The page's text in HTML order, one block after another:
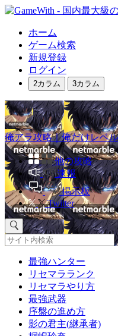
ホーム
ゲーム検索
新規登録
ログイン
2カラム 3カラム
俺アラ攻略｜俺だけレベ
他の攻略
速報
掲示板
Twitter
最強ハンター
リセマラランク
リセマラやり方
最強武器
序盤の進め方
影の君主(継承者)